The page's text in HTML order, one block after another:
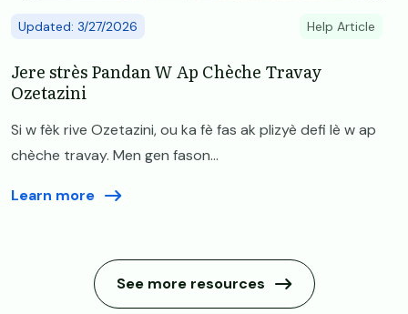
Updated: 3/27/2026 Help Article
Jere strès Pandan W Ap Chèche Travay
Ozetazini
Si w fèk rive Ozetazini, ou ka fè fas ak plizyè defi lè w ap
chèche travay. Men gen fason...
Learn more
See more resources